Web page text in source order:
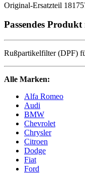
Original-Ersatzteil
Passendes
Rußpartikelfilter (DPF)
Alle Marken:
Alfa Romeo
Audi
BMW
Chevrolet
Chrysler
Citroen
Dodge
Fiat
Ford